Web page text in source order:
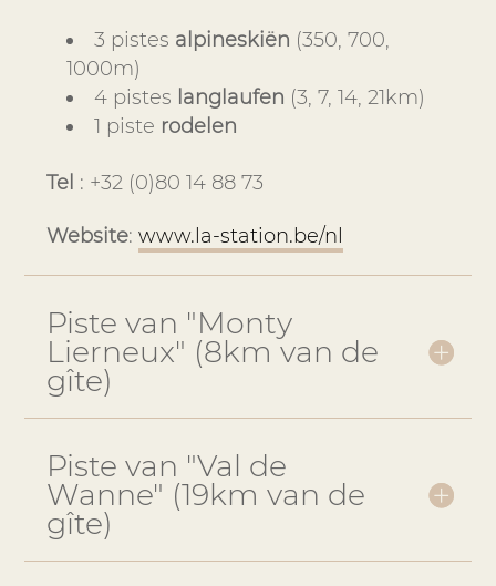
3 pistes alpineskiën (350, 700,
1000m)
4 pistes langlaufen (3, 7, 14, 21km)
1 piste rodelen
Tel : +32 (0)80 14 88 73
Website:www.la-station.be/nl
Piste van "Monty
Lierneux" (8km van de
gîte)
Piste van "Val de
Wanne" (19km van de
gîte)